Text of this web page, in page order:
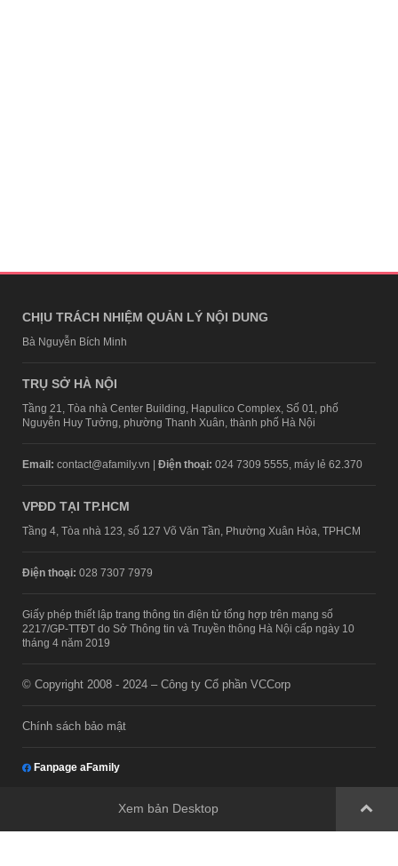
CHỊU TRÁCH NHIỆM QUẢN LÝ NỘI DUNG
Bà Nguyễn Bích Minh
TRỤ SỞ HÀ NỘI
Tầng 21, Tòa nhà Center Building, Hapulico Complex, Số 01, phố
Nguyễn Huy Tưởng, phường Thanh Xuân, thành phố Hà Nội
Email: contact@afamily.vn | Điện thoại: 024 7309 5555, máy lẻ 62.370
VPĐD TẠI TP.HCM
Tầng 4, Tòa nhà 123, số 127 Võ Văn Tần, Phường Xuân Hòa, TPHCM
Điện thoại: 028 7307 7979
Giấy phép thiết lập trang thông tin điện tử tổng hợp trên mạng số
2217/GP-TTĐT do Sở Thông tin và Truyền thông Hà Nội cấp ngày 10
tháng 4 năm 2019
© Copyright 2008 - 2024 – Công ty Cổ phần VCCorp
Chính sách bảo mật
Fanpage aFamily
Xem bản Desktop